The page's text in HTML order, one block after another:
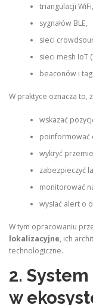
triangulacji WiFi,
sygnałów BLE,
sieci
sieci mesh IoT
beaconów i
W praktyce oznacza to,
wskazać
poinformować
wykryć
zabezpieczyć
monitorować
wysłać alert o
W tym opracowaniu
lokalizacyjne, ich
technologiczne.
2.
w